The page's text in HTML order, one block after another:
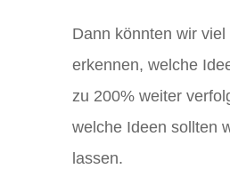
Dann könnten wir viel
erkennen, welche
zu 200% weiter
welche Ideen sollten
lassen.